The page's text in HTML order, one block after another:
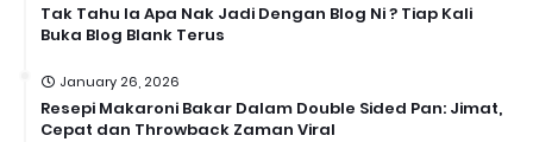
Tak Tahu la Apa Nak Jadi Dengan Blog Ni ? Tiap Kali
Buka Blog Blank Terus
January 26, 2026
Resepi Makaroni Bakar Dalam Double Sided Pan: Jimat,
Cepat dan Throwback Zaman Viral